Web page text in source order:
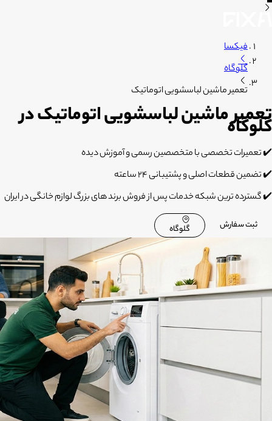
فیکسا
گلوگاه
تعمیر ماشین لباسشویی اتوماتیک
تعمیر ماشین لباسشویی اتوماتیک در
گلوگاه
✔️ تعمیرات تخصصی با متخصصین رسمی و آموزش دیده
✔️ تضمین قطعات اصلی و پشتیبانی 24 ساعته
✔️ گسترده ترین شبکه خدمات پس از فروش برند های بزرگ لوازم خانگی در ایران
ثبت سفارش گلوگاه